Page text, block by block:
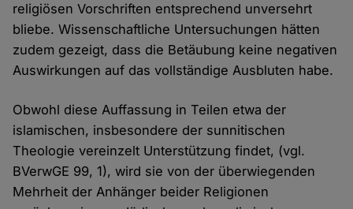
religiösen Vorschriften entsprechend unversehrt
bliebe. Wissenschaftliche Untersuchungen hätten
zudem gezeigt, dass die Betäubung keine negativen
Auswirkungen auf das vollständige Ausbluten habe.
Obwohl diese Auffassung in Teilen etwa der
islamischen, insbesondere der sunnitischen
Theologie vereinzelt Unterstützung findet, (vgl.
BVerwGE 99, 1), wird sie von der überwiegenden
Mehrheit der Anhänger beider Religionen